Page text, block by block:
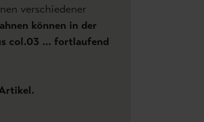
verschiedener
können in der
col.03 ... fortlaufend